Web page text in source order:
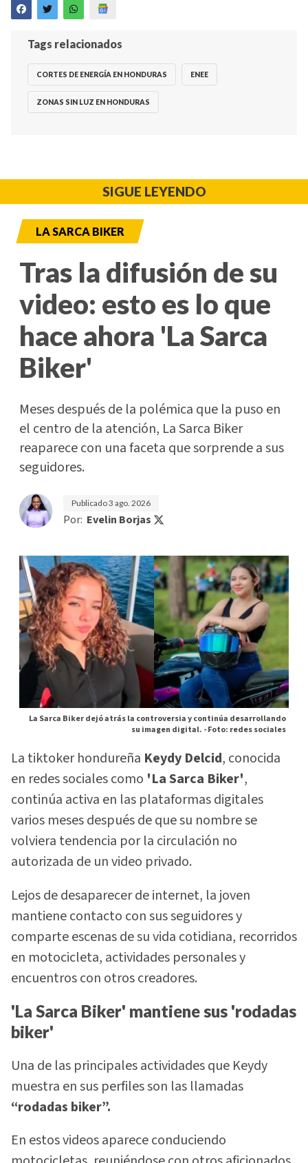
Tags relacionados
CORTES DE ENERGÍA EN HONDURAS ENEE
ZONAS SIN LUZ EN HONDURAS
SIGUE LEYENDO
LA SARCA BIKER
Tras la difusión de su
video: esto es lo que
hace ahora 'La Sarca
Biker'
Meses después de la polémica que la puso en
el centro de la atención, La Sarca Biker
reaparece con una faceta que sorprende a sus
seguidores.
Publicado3 ago. 2026
Por: Evelin Borjas
La Sarca Biker dejó atrás la controversia y continúa desarrollando
su imagen digital. -Foto: redes sociales
La tiktoker hondureña Keydy Delcid, conocida
en redes sociales como 'La Sarca Biker',
continúa activa en las plataformas digitales
varios meses después de que su nombre se
volviera tendencia por la circulación no
autorizada de un video privado.
Lejos de desaparecer de internet, la joven
mantiene contacto con sus seguidores y
comparte escenas de su vida cotidiana, recorridos
en motocicleta, actividades personales y
encuentros con otros creadores.
'La Sarca Biker' mantiene sus 'rodadas
biker'
Una de las principales actividades que Keydy
muestra en sus perfiles son las llamadas
“rodadas biker”.
En estos videos aparece conduciendo